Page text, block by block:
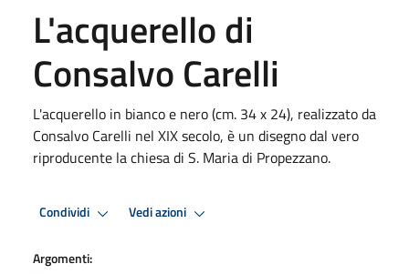
L'acquerello di
Consalvo Carelli
L'acquerello in bianco e nero (cm. 34 x 24), realizzato da
Consalvo Carelli nel XIX secolo, è un disegno dal vero
riproducente la chiesa di S. Maria di Propezzano.
Condividi Vedi azioni
Argomenti: